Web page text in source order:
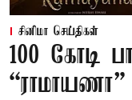
சினிமா செய்திகள்
100 கோடி